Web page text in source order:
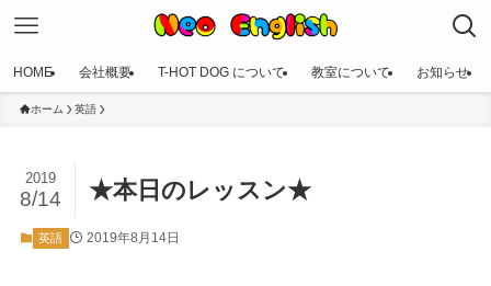
HOME 会社概要 T-HOT DOG について 教室について お知らせ
ホーム 英語
★本日のレッスン★
2019
8/14
英語 2019年8月14日